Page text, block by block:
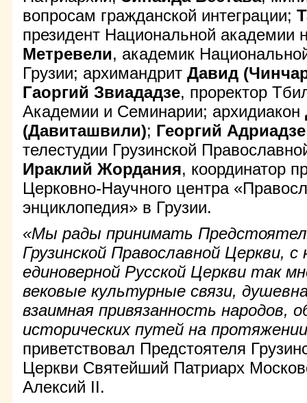
вопросам гражданской интеграции;
президент Национальной академии
Метревели, академик
Грузии; архимандрит Давид
Гаоргий Звиададзе, проректор
Академии и Семинарии; архидиакон
(Давиташвили); Георгий Адриадзе
телестудии Грузинской
Ираклий Жордания, координатор
Церковно-Научного центра
энциклопедия» в Грузии.
«Мы рады принимать
Грузинской Православной Церкви, с
единоверной Русской Церкви так
вековые культурные связи,
взаимная привязанность народов,
исторических путей на
приветствовал Предстоятеля
Церкви Святейший Патриарх
Алексий II.